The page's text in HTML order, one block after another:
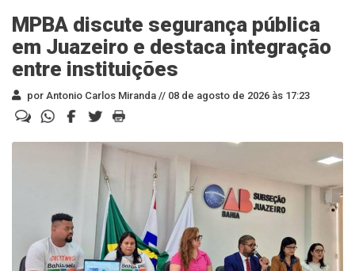
MPBA discute segurança pública
em Juazeiro e destaca integração
entre instituições
por Antonio Carlos Miranda // 08 de agosto de 2026 às 17:23